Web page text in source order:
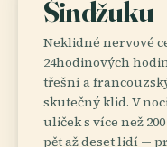
Šindžuku
Neklidné nervové
24hodinových
třešní a
skutečný klid. V
uliček s více než
pět až deset lidí —